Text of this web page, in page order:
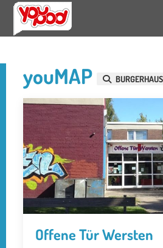
youMAP
Offene Tür Wersten